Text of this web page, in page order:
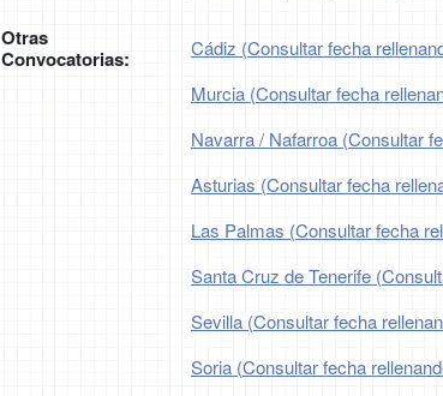
Otras
Convocatorias:
Cádiz (Consultar fecha
Murcia (Consultar fecha
Navarra / Nafarroa (Consultar
Asturias (Consultar fecha
Las Palmas (Consultar fecha
Santa Cruz de Tenerife
Sevilla (Consultar fecha
Soria (Consultar fecha